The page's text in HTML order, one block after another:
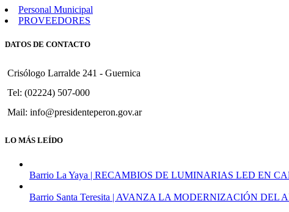
Personal Municipal
PROVEEDORES
DATOS DE CONTACTO
Crisólogo Larralde 241 - Guernica
Tel: (02224) 507-000
Mail: info@presidenteperon.gov.ar
LO MÁS LEÍDO
Barrio La Yaya | RECAMBIOS DE LUMINARIAS LED EN
Barrio Santa Teresita | AVANZA LA MODERNIZACIÓN